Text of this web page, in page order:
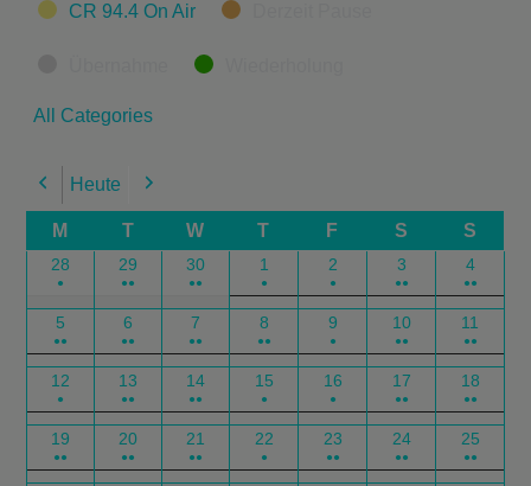
CR 94.4 On Air
All Categories
Previous
Heute Next
M T W T F S S
28
●
29
●●
30
●●
1
●
2
●
3
●●
4
●●
5
●●
6
●●
7
●●
8
●●
9
●
10
●●
11
●●
12
●
13
●●
14
●●
15
●
16
●
17
●●
18
●●
19
●●
20
●●
21
●●
22
●
23
●●
24
●●
25
●●